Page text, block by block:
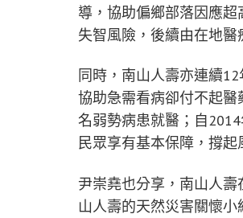
導，協助偏鄉部落因應
失智風險，後續由在地
同時，南山人壽亦連續
協助急需看病卻付不起
名弱勢病患就醫；自
民眾享有基本保障，撐起
尹崇堯也分享，南山人
山人壽的天然災害關懷